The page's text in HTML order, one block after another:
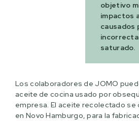
objetivo
impactos
causados
saturado.
Los colaboradores de JOMO
aceite de cocina usado por
empresa. El aceite recolectado se
en Novo Hamburgo, para la